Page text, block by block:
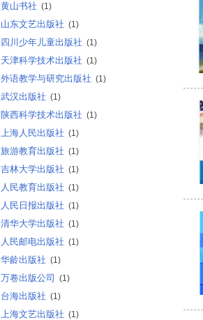
黄山书社 (1)
山东文艺出版社 (1)
四川少年儿童出版社 (1)
天津科学技术出版社 (1)
外语教学与研究出版社 (1)
武汉出版社 (1)
陕西科学技术出版社 (1)
上海人民出版社 (1)
旅游教育出版社 (1)
吉林大学出版社 (1)
人民教育出版社 (1)
人民日报出版社 (1)
清华大学出版社 (1)
人民邮电出版社 (1)
华龄出版社 (1)
万卷出版公司 (1)
台海出版社 (1)
上海文艺出版社 (1)